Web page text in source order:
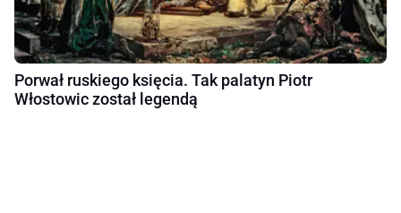
Porwał ruskiego księcia. Tak palatyn Piotr
Włostowic został legendą